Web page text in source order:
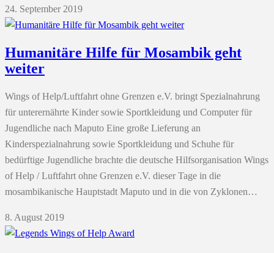
24. September 2019
Humanitäre Hilfe für Mosambik geht
weiter
Wings of Help/Luftfahrt ohne Grenzen e.V. bringt Spezialnahrung
für unterernährte Kinder sowie Sportkleidung und Computer für
Jugendliche nach Maputo Eine große Lieferung an
Kinderspezialnahrung sowie Sportkleidung und Schuhe für
bedürftige Jugendliche brachte die deutsche Hilfsorganisation Wings
of Help / Luftfahrt ohne Grenzen e.V. dieser Tage in die
mosambikanische Hauptstadt Maputo und in die von Zyklonen…
8. August 2019